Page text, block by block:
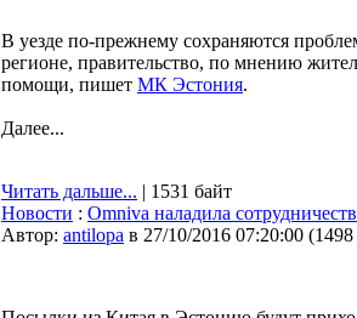
В уезде по-прежнему сохраняются
регионе, правительство, по мнению
помощи, пишет МК Эстония.
Далее...
Читать дальше... | 1531 байт
Новости : Omniva наладила
Автор: antilopa в 27/10/2016 07:20:00 (